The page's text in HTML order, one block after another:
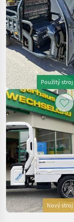
Použitý stroj
Nový stroj